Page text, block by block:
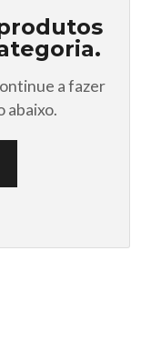
a fazer
abaixo.